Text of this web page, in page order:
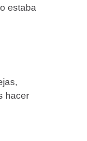
estaba
hacer